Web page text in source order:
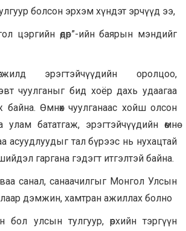
болсон эрхэм хүндэт эрчүүд ээ,
цэргийн өдөр”-ийн баярын мэндийг
эрэгтэйчүүдийн оролцоо,
чуулганыг бид хоёр дахь удаагаа
байна. Өмнөх чуулганаас хойш олсон
бататгаж, эрэгтэйчүүдийн өмнө
асуудлуудыг тал бүрээс нь нухацтай
гаргана гэдэгт итгэлтэй байна.
санал, санаачилгыг Монгол Улсын
дэмжин, хамтран ажиллах болно
бол улсын тулгуур, өрхийн тэргүүн